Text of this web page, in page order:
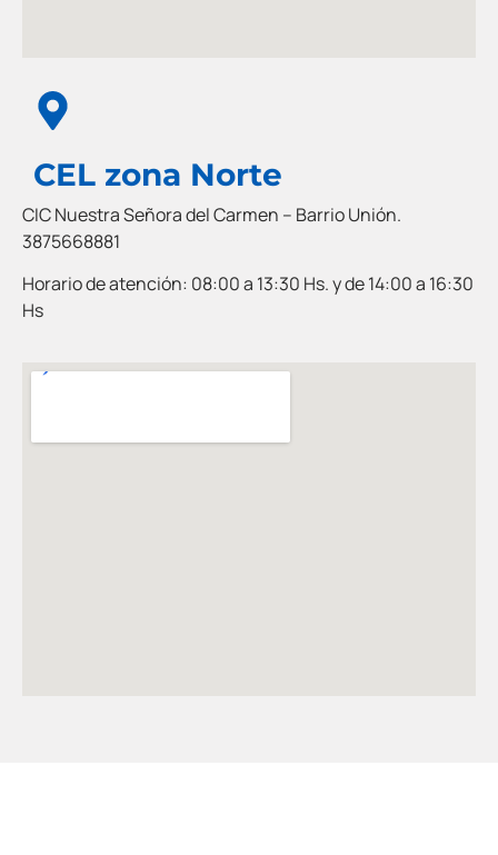
CEL zona Norte
CIC Nuestra Señora del Carmen – Barrio Unión.
3875668881
Horario de atención: 08:00 a 13:30 Hs. y de 14:00 a 16:30
Hs